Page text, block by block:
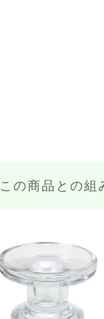
この商品との組